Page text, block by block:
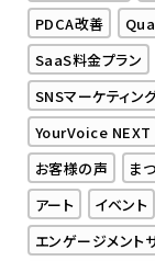
PDCA改善
SaaS料金プラン
SNSマーケティン
YourVoice NEXT
お客様の声
ま
アート
イベント
エンゲージメント